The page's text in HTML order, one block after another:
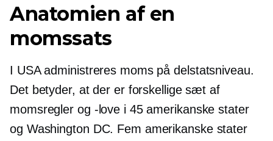
Anatomien af ​​en
momssats
I USA administreres moms på delstatsniveau.
Det betyder, at der er forskellige sæt af
momsregler og -love i 45 amerikanske stater
og Washington DC. Fem amerikanske stater